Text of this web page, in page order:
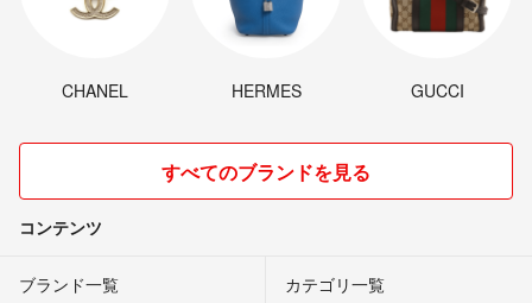
CHANEL HERMES GUCCI
すべてのブランドを見る
コンテンツ
ブランド一覧 カテゴリ一覧